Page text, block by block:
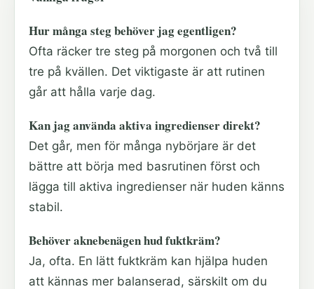
Hur många steg behöver jag egentligen?
Ofta räcker tre steg på morgonen och två till
tre på kvällen. Det viktigaste är att rutinen
går att hålla varje dag.
Kan jag använda aktiva ingredienser direkt?
Det går, men för många nybörjare är det
bättre att börja med basrutinen först och
lägga till aktiva ingredienser när huden känns
stabil.
Behöver aknebenägen hud fuktkräm?
Ja, ofta. En lätt fuktkräm kan hjälpa huden
att kännas mer balanserad, särskilt om du